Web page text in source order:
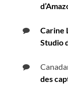
Carine
Studio
des